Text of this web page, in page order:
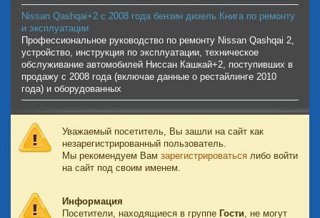
Nissan Qashqai+2 с 2008 года бензин дизель Книга по ремонту
и эксплуатации
Профессиональное руководство по ремонту Nissan Qashqai 2,
устройство, инструкция по эксплуатации, техническое
обслуживание автомобилей Ниссан Кашкай+2, поступивших в
продажу с 2008 года (включае данные о рестайлинге 2010
года) и оборудованных
Уважаемый посетитель, Вы зашли на сайт как
незарегистрированный пользователь.
Мы рекомендуем Вам зарегистрироваться либо войти
на сайт под своим именем.
Информация
Посетители, находящиеся в группе Гости, не могут